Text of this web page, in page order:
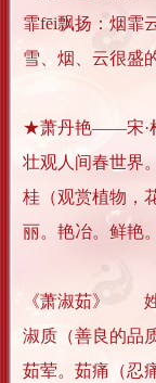
霏fēi飘扬：烟霏
雪、烟、云很盛
★萧丹艳——宋·
壮观人间春世
桂（观赏植物，
丽。艳冶。鲜艳
《萧淑茹》 姓
淑质（善良的品
茹荤。茹痛（